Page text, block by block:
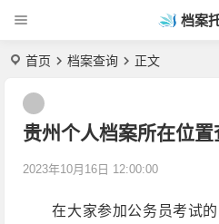
档案
首页 档案查询 正文
贵州个人档案所在位置
2023年10月16日 12:00:00
在大家参加公务员考试